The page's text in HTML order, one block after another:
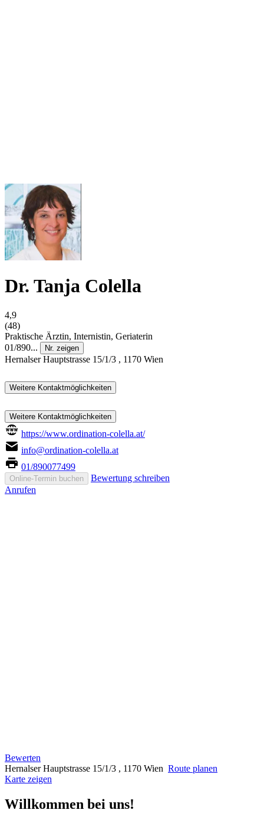
Dr. Tanja Colella
4,9
(48)
Praktische Ärztin, Internistin, Geriaterin
01/890...
Nr. zeigen
Hernalser Hauptstrasse 15/1/3 , 1170 Wien
Weitere Kontaktmöglichkeiten
Weitere Kontaktmöglichkeiten
https://www.ordination-colella.at/
info@ordination-colella.at
01/890077499
Online-Termin buchen
Bewertung schreiben
Anrufen
Bewerten
Hernalser Hauptstrasse 15/1/3 , 1170 Wien Route planen
Karte zeigen
Willkommen bei uns!